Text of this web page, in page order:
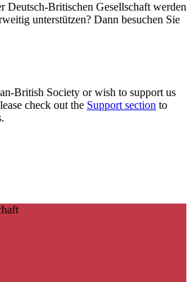
Deutsch-Britischen Gesellschaft werden
unterstützen? Dann besuchen Sie
British Society or wish to support us
check out the Support section to